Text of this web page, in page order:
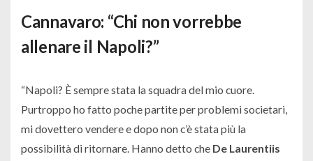
Cannavaro: “Chi non vorrebbe
allenare il Napoli?”
“Napoli? È sempre stata la squadra del mio cuore.
Purtroppo ho fatto poche partite per problemi societari,
mi dovettero vendere e dopo non c’è stata più la
possibilità di ritornare. Hanno detto che De Laurentiis